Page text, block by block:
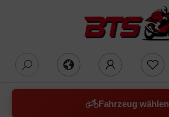
Fahrzeug wählen